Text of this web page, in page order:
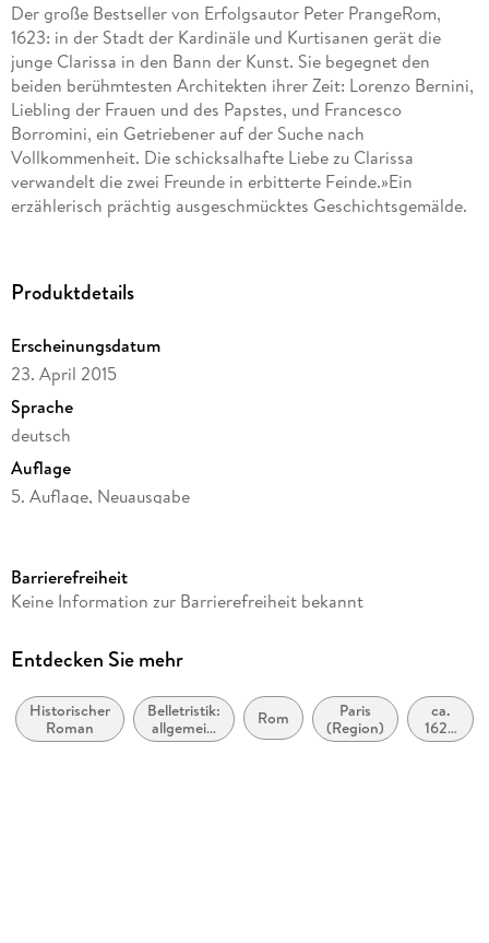
Der große Bestseller von Erfolgsautor Peter PrangeRom,
1623: in der Stadt der Kardinäle und Kurtisanen gerät die
junge Clarissa in den Bann der Kunst. Sie begegnet den
beiden berühmtesten Architekten ihrer Zeit: Lorenzo Bernini,
Liebling der Frauen und des Papstes, und Francesco
Borromini, ein Getriebener auf der Suche nach
Vollkommenheit. Die schicksalhafte Liebe zu Clarissa
verwandelt die zwei Freunde in erbitterte Feinde.»Ein
erzählerisch prächtig ausgeschmücktes Geschichtsgemälde.
Produktdetails
Erscheinungsdatum
23. April 2015
Sprache
deutsch
Auflage
5. Auflage, Neuausgabe
Reihe
Autor/Autorin
Verlag/Hersteller
S. Fischer Verlag
Barrierefreiheit
Keine Information zur Barrierefreiheit bekannt
Entdecken Sie mehr
Historischer
Roman
Belletristik:
allgemein
und
Rom
Paris
(Region)
ca.
1620
bis